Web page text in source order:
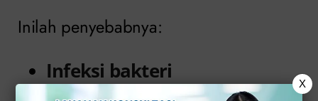
Inilah penyebabnya:
Infeksi bakteri
X